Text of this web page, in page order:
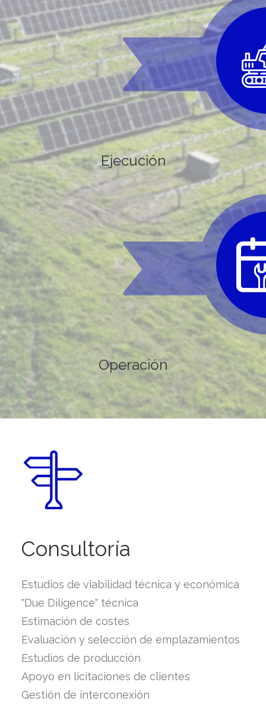
Ejecución
Operación
Consultoría
Estudios de viabilidad técnica y económica
"Due Diligence" técnica
Estimación de costes
Evaluación y selección de emplazamientos
Estudios de producción
Apoyo en licitaciones de clientes
Gestión de interconexión